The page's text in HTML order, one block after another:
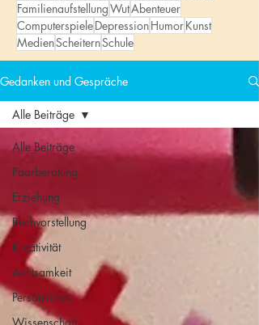
FamilienaufstellungWutAbenteuer
ComputerspieleDepressionHumorKunst
MedienScheiternSchule
Gedanken und Gespräche
Alle Beiträge
Paarberatung
Erziehung
Buchvorstellung
Kreativität
Achtsamkeit
Persönliches
Alle Beiträge